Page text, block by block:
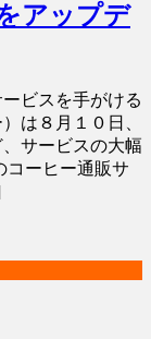
アップデ
ビスを手がける
は８月１０日、
サービスの大幅
ーヒー通販サ